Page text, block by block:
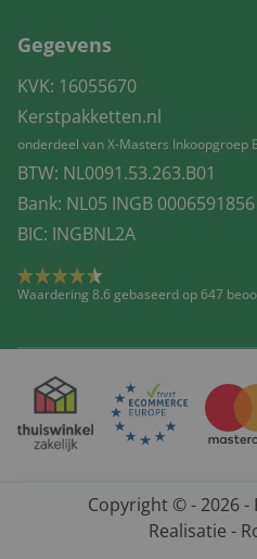
Gegevens
KVK: 16055670
Kerstpakketten.nl
onderdeel van X-Masters Inkoopgroep
BTW: NL0091.53.263.B01
Bank: NL05 INGB 0006591856
BIC: INGBNL2A
Waardering 8.6 gebaseerd op 647
Copyright © - 2026
Realisatie -